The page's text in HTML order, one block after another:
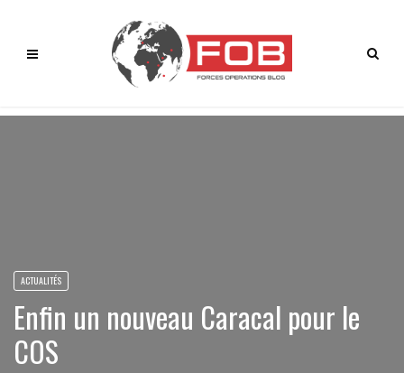
ACTUALITÉS
Enfin un nouveau Caracal pour le
COS